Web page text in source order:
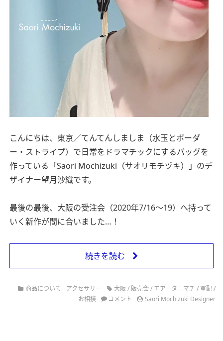
こんにちは、東京／てんてんしましま（水玉とボーダ
ー・ストライプ）で日常をドラマチックにするバッグを
作っている「Saori Mochizuki（サオリモチヅキ）」のデ
ザイナー望月沙織です。
最後の最後、大阪の受注会（2020年7/16〜19）へ持って
いく新作が間に合いました…！
続きを読む
商品について - アクセサリー 大阪/ 販売会/ エアータニマチ / 軍配/
お相撲
コメント Saori Mochizuki Designer